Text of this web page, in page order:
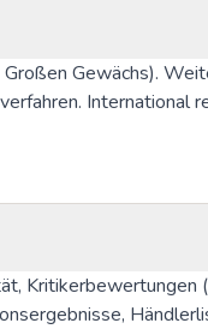
Gewächs).
International